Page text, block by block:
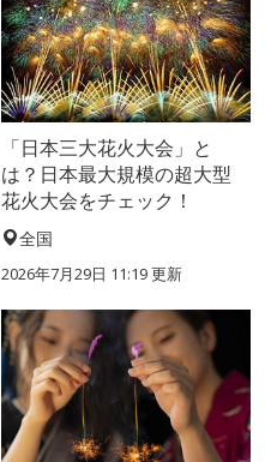
「日本三大花火大会」と
は？日本最大規模の超大型
花火大会をチェック！
全国
2026年7月29日 11:19 更新